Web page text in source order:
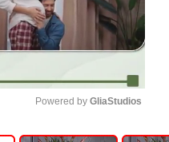
U
Powered by GliaStudios